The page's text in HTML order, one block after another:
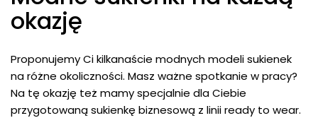
okazję
Proponujemy Ci kilkanaście modnych modeli sukienek
na różne okoliczności. Masz ważne spotkanie w pracy?
Na tę okazję też mamy specjalnie dla Ciebie
przygotowaną sukienkę biznesową z linii ready to wear.